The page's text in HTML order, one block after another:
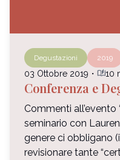
Degustazioni 2019
03 Ottobre 2019 ・ auto_stories10
Conferenza e
Commenti all’evento
seminario con
genere ci obbligano
revisionare tante